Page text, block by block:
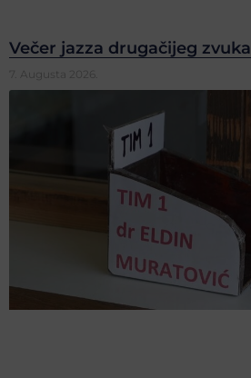
Večer jazza drugačijeg zvuka
7. Augusta 2026.